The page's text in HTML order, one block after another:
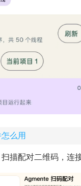
怎么用
描配对二维码，连